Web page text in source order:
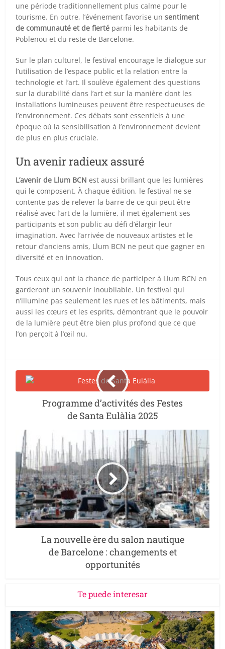
une période traditionnellement plus calme pour le
tourisme. En outre, l’événement favorise unsentiment
de communauté et de fierté parmi les habitants de
Poblenou et du reste de Barcelone.
Sur le plan culturel, le festival encourage le dialogue sur
l’utilisation de l’espace public et la relation entre la
technologie et l’art. Il soulève également des questions
sur la durabilité dans l’art et sur la manière dont les
installations lumineuses peuvent être respectueuses de
l’environnement. Ces débats sont essentiels à une
époque où la sensibilisation à l’environnement devient
de plus en plus cruciale.
Un avenir radieux assuré
L’avenir de Llum BCN est aussi brillant que les lumières
qui le composent. À chaque édition, le festival ne se
contente pas de relever la barre de ce qui peut être
réalisé avec l’art de la lumière, il met également ses
participants et son public au défi d’élargir leur
imagination. Avec l’arrivée de nouveaux artistes et le
retour d’anciens amis, Llum BCN ne peut que gagner en
diversité et en innovation.
Tous ceux qui ont la chance de participer à Llum BCN en
garderont un souvenir inoubliable. Un festival qui
n’illumine pas seulement les rues et les bâtiments, mais
aussi les cœurs et les esprits, démontrant que le pouvoir
de la lumière peut être bien plus profond que ce que
l’on perçoit à l’œil nu.
Programme d’activités des Festes
de Santa Eulàlia 2025
La nouvelle ère du salon nautique
de Barcelone : changements et
opportunités
Te puede interesar